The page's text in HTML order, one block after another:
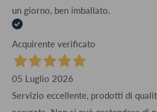
un giorno, ben imballato.
Acquirente verificato
05 Luglio 2026
Servizio eccellente, prodotti di